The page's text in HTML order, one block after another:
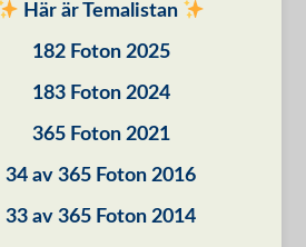
Här är Temalistan
182 Foton 2025
183 Foton 2024
365 Foton 2021
34 av 365 Foton 2016
33 av 365 Foton 2014